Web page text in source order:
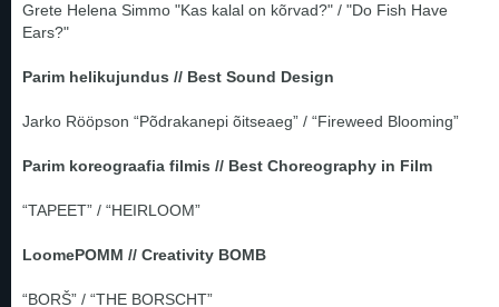
Grete Helena Simmo "Kas kalal on kõrvad?" / "Do Fish Have
Ears?"
Parim helikujundus // Best Sound Design
Jarko Rööpson “Põdrakanepi õitseaeg” / “Fireweed Blooming”
Parim koreograafia filmis // Best Choreography in Film
“TAPEET” / “HEIRLOOM”
LoomePOMM // Creativity BOMB
“BORŠ” / “THE BORSCHT”